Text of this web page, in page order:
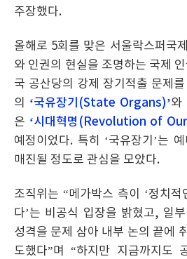
주장했다.
올해로 5회를 맞은 서울락스퍼국
와 인권의 현실을 조명하는 국제
국 공산당의 강제 장기적출 문제
의 ‘국유장기(State Organs)’와
은 ‘시대혁명(Revolution of
예정이었다. 특히 ‘국유장기’는
매진될 정도로 관심을 모았다.
조직위는 “메가박스 측이 ‘정치
다’는 비공식 입장을 밝혔고, 일
성격을 문제 삼아 내부 논의 끝에
도했다”며 “하지만 지금까지도